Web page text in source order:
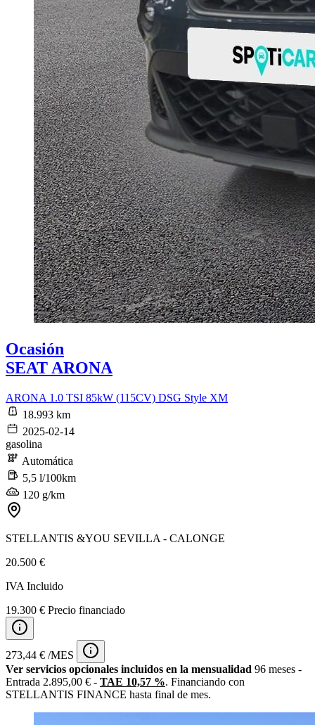
Ocasión
SEAT ARONA
ARONA 1.0 TSI 85kW (115CV) DSG Style XM
18.993 km
2025-02-14
gasolina
Automática
5,5 l/100km
120 g/km
STELLANTIS &YOU SEVILLA - CALONGE
20.500 €
IVA Incluido
19.300 € Precio financiado
273,44 € /MES
Ver servicios opcionales incluidos en la mensualidad 96 meses -
Entrada 2.895,00 € - TAE 10,57 %. Financiando con
STELLANTIS FINANCE hasta final de mes.